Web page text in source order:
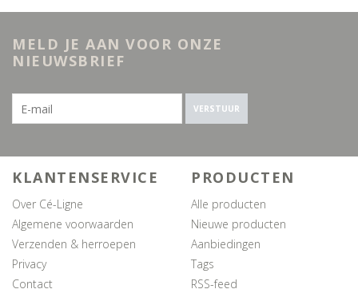
MELD JE AAN VOOR ONZE
NIEUWSBRIEF
VERSTUUR
KLANTENSERVICE
Over Cé-Ligne
Algemene voorwaarden
Verzenden & herroepen
Privacy
Contact
PRODUCTEN
Alle producten
Nieuwe producten
Aanbiedingen
Tags
RSS-feed